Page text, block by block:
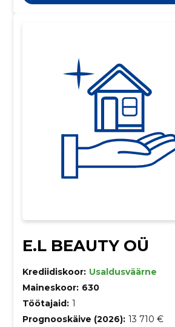
E.L BEAUTY OÜ
Krediidiskoor: Usaldusväärne
Maineskoor: 630
Töötajaid: 1
Prognooskäive (2026): 13 710 €